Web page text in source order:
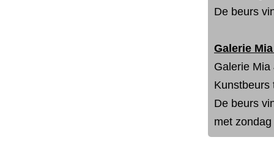
De beurs
Galerie
Galerie
Kunstbeurs
De beurs
met